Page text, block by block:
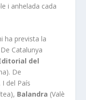
i anhelada cada
ha prevista la
Catalunya
del
De
I del País
Balandra (Valè